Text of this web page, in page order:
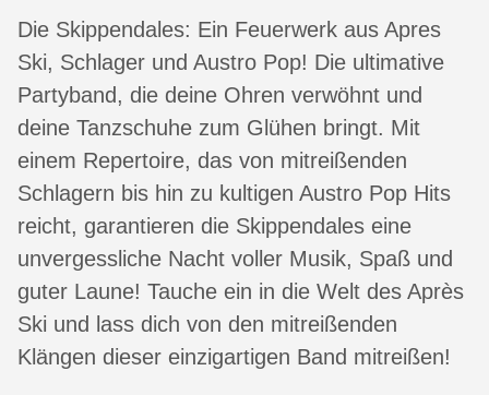
Die Skippendales: Ein Feuerwerk aus Apres
Ski, Schlager und Austro Pop! Die ultimative
Partyband, die deine Ohren verwöhnt und
deine Tanzschuhe zum Glühen bringt. Mit
einem Repertoire, das von mitreißenden
Schlagern bis hin zu kultigen Austro Pop Hits
reicht, garantieren die Skippendales eine
unvergessliche Nacht voller Musik, Spaß und
guter Laune! Tauche ein in die Welt des Après
Ski und lass dich von den mitreißenden
Klängen dieser einzigartigen Band mitreißen!